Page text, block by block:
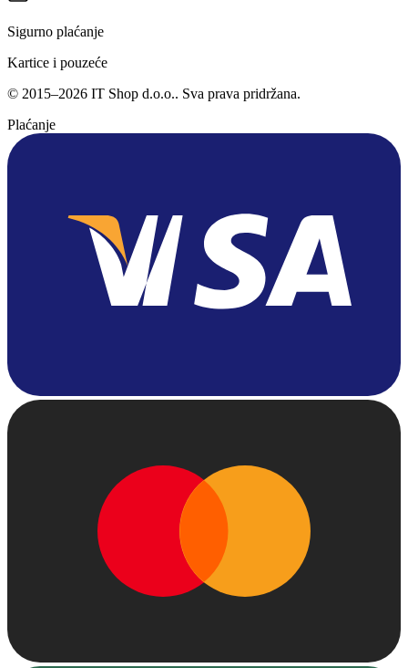
Sigurno plaćanje
Kartice i pouzeće
© 2015–2026 IT Shop d.o.o.. Sva prava pridržana.
Plaćanje